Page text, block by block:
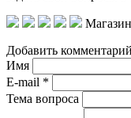
Добавить комментарий
Имя
E-mail *
Тема вопроса